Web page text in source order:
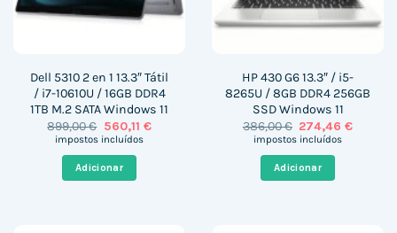
Dell 5310 2 en 1 13.3″ Tátil
/ i7-10610U / 16GB DDR4
1TB M.2 SATA Windows 11
899,00€ O
preço
era:
899,00 €.
560,11 €O
impostos incluídos
Adicionar
HP 430 G6 13.3″ / i5-
8265U / 8GB DDR4 256GB
SSD Windows 11
386,00€ O
preço
era:
386,00 €.
274,46€O
impostos incluídos
Adicionar